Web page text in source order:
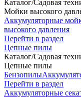
Каталог/Садовая
Мойки высокого
Аккумуляторные
высокого давления
Перейти в раздел
Цепные пилы
Каталог/Садовая
Цепные пилы
Бензопилы
Перейти в раздел
Аккумуляторные